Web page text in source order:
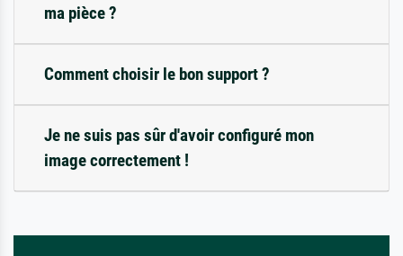
ma pièce ?
Comment choisir le bon support ?
Je ne suis pas sûr d'avoir configuré mon
image correctement !